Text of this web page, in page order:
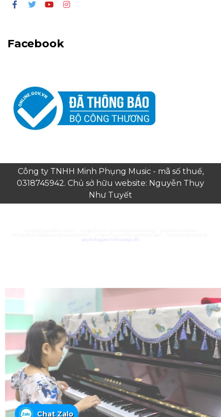
Facebook
Công ty TNHH Minh Phụng Music - mã số thuế,
0318745942. Chủ sở hữu website: Nguyễn Thụy
Như Tuyết
Chat Zalo
psykologpernillezoega.dk